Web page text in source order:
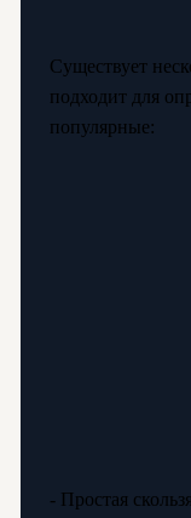
Существует
подходит для
популярные:
- Простая